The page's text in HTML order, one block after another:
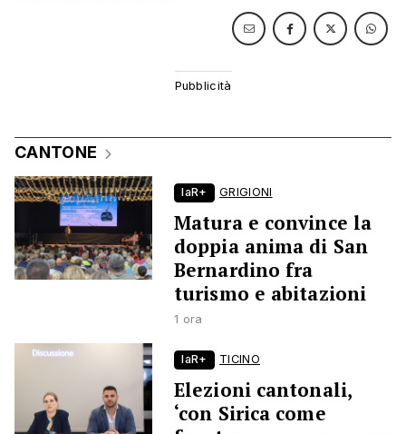
CANTONE
laR+ GRIGIONI
Matura e convince la
doppia anima di San
Bernardino fra
turismo e abitazioni
1 ora
laR+ TICINO
Elezioni cantonali,
‘con Sirica come